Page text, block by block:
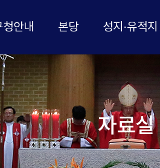
청안내 본당 성지·유적지
자료실